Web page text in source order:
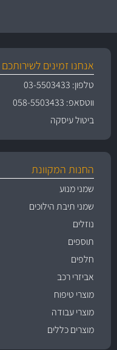
אנחנו זמינים לשירותכם
טלפון: 03-5503433
ווטסאפ: 058-5503433
ביטול עיסקה
החנות המקוונת
שמני מנוע
שמני תיבת הילוכים
נוזלים
תוספים
חלפים
אביזרי רכב
מוצרי טיפוח
מוצרי עבודה
מוצרים כללים